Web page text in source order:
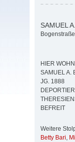
SAMUEL
HIER
SAMUEL A.
JG. 1888
BEFREIT
Weitere
Betty Bari,